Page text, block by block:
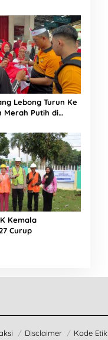
Lebong Turun Ke
Merah Putih di
Kemala
Curup
Disclaimer Kode Etik